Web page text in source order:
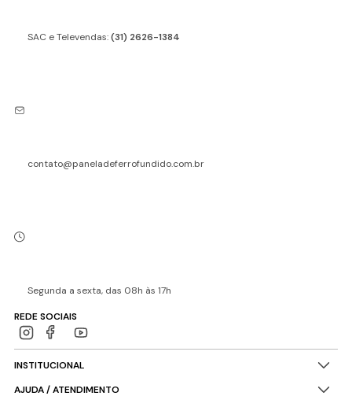
SAC e Televendas:(31) 2626-1384
contato@paneladeferrofundido.com.br
Segunda a sexta, das 08h às 17h
REDE SOCIAIS
INSTITUCIONAL
AJUDA / ATENDIMENTO